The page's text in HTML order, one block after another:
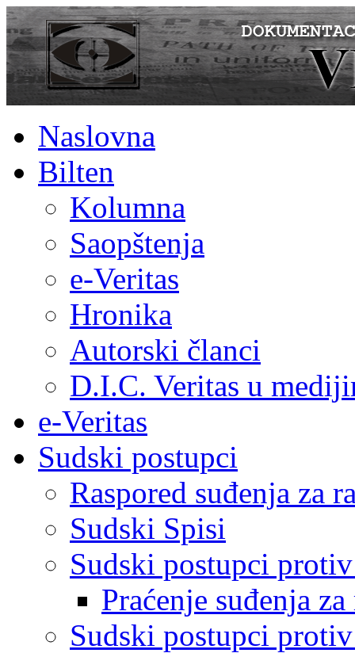
Naslovna
Bilten
Kolumna
Saopštenja
e-Veritas
Hronika
Autorski članci
D.I.C. Veritas u
e-Veritas
Sudski postupci
Raspored suđenja za
Sudski Spisi
Sudski postupci
Praćenje suđenja
Sudski postupci